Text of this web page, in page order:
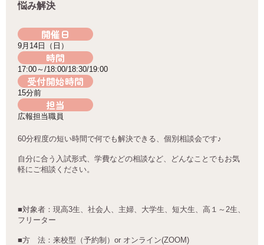
悩み解決
開催日
9月14日（日）
時間
17:00～/18:00/18:30/19:00
受付開始時間
15分前
担当
広報担当職員
60分程度の短い時間で何でも解決できる、個別相談会です♪
自分に合う入試形式、学費などの相談など、どんなことでもお気
軽にご相談ください。
■対象者：現高3生、社会人、主婦、大学生、短大生、高１～ 2生、
フリーター
■方 法：来校型（予約制） or オンライン(ZOOM)